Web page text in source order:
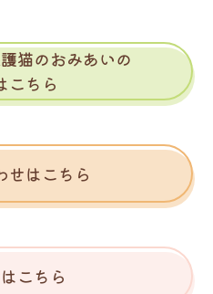
猫のおみあいの
こちら
せはこちら
こちら